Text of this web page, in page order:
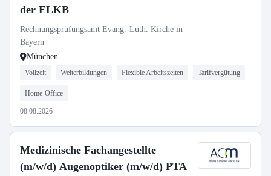
der ELKB
Rechnungsprüfungsamt Evang.-Luth. Kirche in
Bayern
München
Vollzeit Weiterbildungen Flexible Arbeitszeiten Tarifvergütung
Home-Office
08.08.2026
Medizinische Fachangestellte
(m/w/d) Augenoptiker (m/w/d) PTA